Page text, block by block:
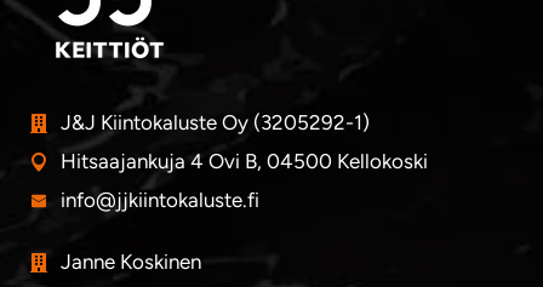
J&J Kiintokaluste Oy (3205292-1)
Hitsaajankuja 4 Ovi B, 04500 Kellokoski
info@jjkiintokaluste.fi
Janne Koskinen